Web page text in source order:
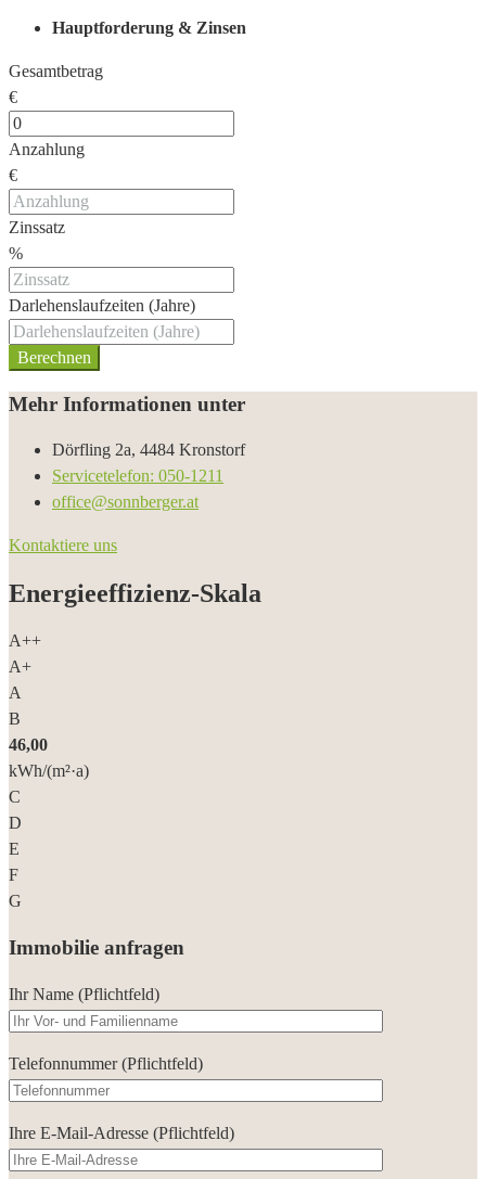
Hauptforderung & Zinsen
Gesamtbetrag
€
Anzahlung
€
Zinssatz
%
Darlehenslaufzeiten (Jahre)
Berechnen
Mehr Informationen unter
Dörfling 2a, 4484 Kronstorf
Servicetelefon: 050-1211
office@sonnberger.at
Kontaktiere uns
Energieeffizienz-Skala
A++
A+
A
B
46,00
kWh/(m²·a)
C
D
E
F
G
Immobilie anfragen
Ihr Name (Pflichtfeld)
Telefonnummer (Pflichtfeld)
Ihre E-Mail-Adresse (Pflichtfeld)